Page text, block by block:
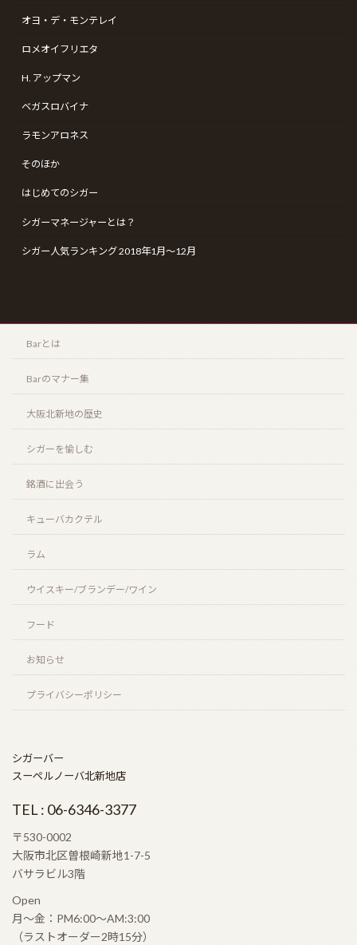
オヨ・デ・モンテレイ
ロメオイフリエタ
H. アップマン
ベガスロバイナ
ラモンアロネス
そのほか
はじめてのシガー
シガーマネージャーとは？
シガー人気ランキング 2018年1月〜12月
Barとは
Barのマナー集
大阪北新地の歴史
シガーを愉しむ
銘酒に出会う
キューバカクテル
ラム
ウイスキー/ブランデー/ワイン
フード
お知らせ
プライバシーポリシー
シガーバー
スーペルノーバ北新地店
TEL : 06-6346-3377
〒530-0002
大阪市北区曽根崎新地1-7-5
バサラビル3階
Open
月〜金：PM6:00〜AM:3:00
（ラストオーダー2時15分）
ゴールデンウィークの営業のお知らせ
コンフィデンシャル ランセロ（Confidenciaal
2026年4月12日
ザ・エッセンス・オブ・サントリーウイスキー “リッ
SUNTORY WHISKY “CLEAN TYPE” “RICH TYPE”）
2026年3月20日
2026年8月6日
お盆期間の営業時間のお知らせ
2026年7月25日
ニューグローブ 10年（NEW GROVE 10 years）
2026年7月12日
2026年6月29日
ビッグピート33年 コニャック＆シェリーフィニッ
ALLONES SMALL CLUB CORONAS）
FINISH）
2026年5月6日